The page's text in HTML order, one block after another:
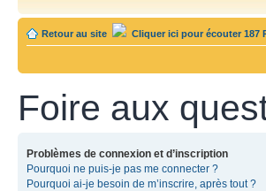
Retour au site Cliquer ici pour écouter 187
Foire aux
Problèmes de connexion et d’inscription
Pourquoi ne puis-je pas me connecter ?
Pourquoi ai-je besoin de m’inscrire, après tout ?